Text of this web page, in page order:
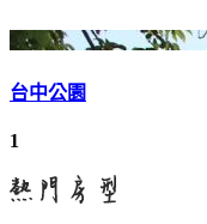
台中公園
1